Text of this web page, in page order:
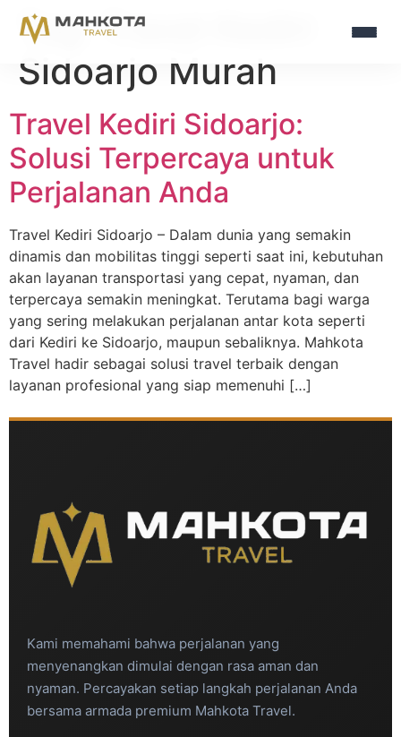
Tag:Travel Kediri
Sidoarjo Murah
Travel Kediri Sidoarjo:
Solusi Terpercaya untuk
Perjalanan Anda
Travel Kediri Sidoarjo – Dalam dunia yang semakin
dinamis dan mobilitas tinggi seperti saat ini, kebutuhan
akan layanan transportasi yang cepat, nyaman, dan
terpercaya semakin meningkat. Terutama bagi warga
yang sering melakukan perjalanan antar kota seperti
dari Kediri ke Sidoarjo, maupun sebaliknya. Mahkota
Travel hadir sebagai solusi travel terbaik dengan
layanan profesional yang siap memenuhi […]
Kami memahami bahwa perjalanan yang
menyenangkan dimulai dengan rasa aman dan
nyaman. Percayakan setiap langkah perjalanan Anda
bersama armada premium Mahkota Travel.